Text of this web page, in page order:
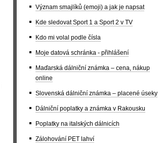
Význam smajlíků (emoji) a jak je napsat
Kde sledovat Sport 1 a Sport 2 v TV
Kdo mi volal podle čísla
Moje datová schránka - přihlášení
Maďarská dálniční známka – cena, nákup
online
Slovenská dálniční známka – placené úseky
Dálniční poplatky a známka v Rakousku
Poplatky na italských dálnicích
Zálohování PET lahví